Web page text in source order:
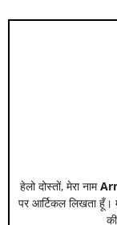
हेलो दोस्तों, मेरा नाम
पर आर्टिकल लिखता हूँ।